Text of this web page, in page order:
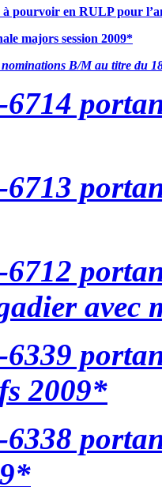
pourvoir en RULP pour
majors session 2009*
B/M au titre du
6714
6713
6712
2009*